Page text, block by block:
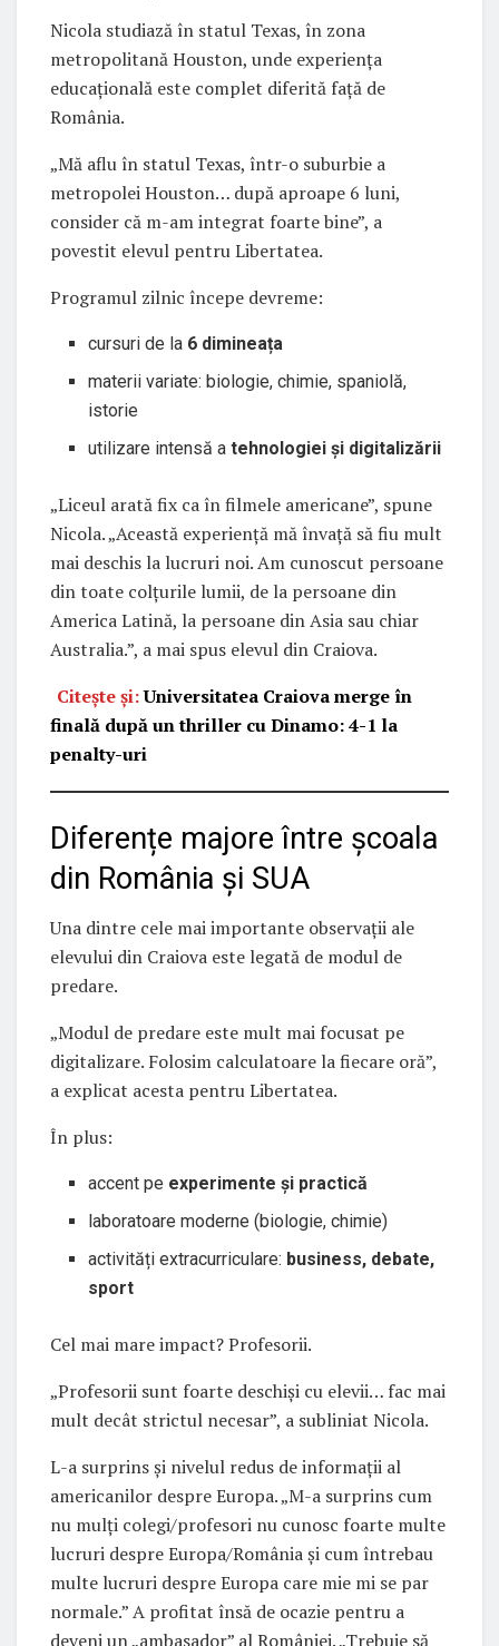
Nicola studiază în statul Texas, în zona
metropolitană Houston, unde experiența
educațională este complet diferită față de
România.
„Mă aflu în statul Texas, într-o suburbie a
metropolei Houston… după aproape 6 luni,
consider că m-am integrat foarte bine”, a
povestit elevul pentru Libertatea.
Programul zilnic începe devreme:
cursuri de la 6 dimineața
materii variate: biologie, chimie, spaniolă,
istorie
utilizare intensă atehnologiei și digitalizării
„Liceul arată fix ca în filmele americane”, spune
Nicola. „Această experiență mă învață să fiu mult
mai deschis la lucruri noi. Am cunoscut persoane
din toate colțurile lumii, de la persoane din
America Latină, la persoane din Asia sau chiar
Australia.”, a mai spus elevul din Craiova.
Citește și:Universitatea Craiova merge în
finală după un thriller cu Dinamo: 4-1 la
penalty-uri
Diferențe majore între școala
din România și SUA
Una dintre cele mai importante observații ale
elevului din Craiova este legată de modul de
predare.
„Modul de predare este mult mai focusat pe
digitalizare. Folosim calculatoare la fiecare oră”,
a explicat acesta pentru Libertatea.
În plus:
accent pe experimente și practică
laboratoare moderne (biologie, chimie)
activități extracurriculare: business, debate,
sport
Cel mai mare impact? Profesorii.
„Profesorii sunt foarte deschiși cu elevii… fac mai
mult decât strictul necesar”, a subliniat Nicola.
L-a surprins și nivelul redus de informații al
americanilor despre Europa. „M-a surprins cum
nu mulți colegi/profesori nu cunosc foarte multe
lucruri despre Europa/România și cum întrebau
multe lucruri despre Europa care mie mi se par
normale.” A profitat însă de ocazie pentru a
deveni un „ambasador” al României. „Trebuie să